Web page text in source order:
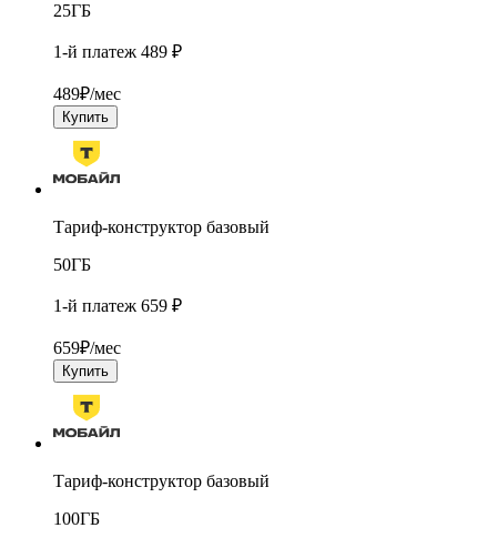
25ГБ
1-й платеж 489 ₽
489₽/мес
Купить
Тариф-конструктор базовый
50ГБ
1-й платеж 659 ₽
659₽/мес
Купить
Тариф-конструктор базовый
100ГБ